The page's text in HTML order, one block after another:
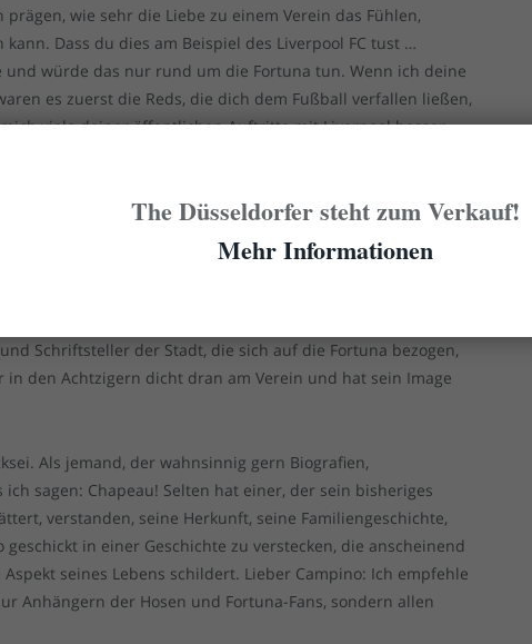
prägen, wie sehr die Liebe zu einem Verein das Fühlen,
Dass du dies am Beispiel des Liverpool FC tust …
und würde das nur rund um die Fortuna tun. Wenn ich deine
es zuerst die Reds, die dich dem Fußball verfallen ließen,
viele deiner öffentlichen Auftritte mit Liverpool besser
dachte ich: Oh je, der Campino wieder mit seinem
ich es besser.
anderen Hosen mit der engen Verbindung zu diesen
Tradition Düsseldorfer Kulturschaffender stehst, die schon
Karlheinz Stroux begann, der seine Schauspieler damals
Heimspielen der glorreichen Diva zu begleiten. Immer
Schriftsteller der Stadt, die sich auf die Fortuna bezogen,
in den Achtzigern dicht dran am Verein und hat sein Image
Als jemand, der wahnsinnig gern Biografien,
sagen: Chapeau! Selten hat einer, der sein bisheriges
verstanden, seine Herkunft, seine Familiengeschichte,
in einer Geschichte zu verstecken, die anscheinend
seines Lebens schildert. Lieber Campino: Ich empfehle
Anhängern der Hosen und Fortuna-Fans, sondern allen
The Düsseldorfer steht zum Verkauf!
Mehr Informationen